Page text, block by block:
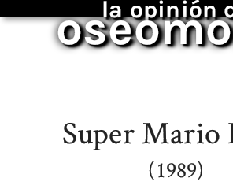
la opinión
Super Mario
(1989)